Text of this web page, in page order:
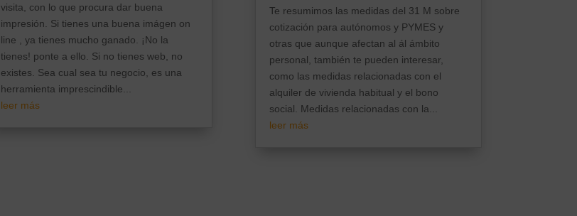
visita, con lo que procura dar buena
impresión. Si tienes una buena imágen on
line , ya tienes mucho ganado. ¡No la
tienes! ponte a ello. Si no tienes web, no
existes. Sea cual sea tu negocio, es una
herramienta imprescindible...
leer más
Te resumimos las medidas del 31 M sobre
cotización para autónomos y PYMES y
otras que aunque afectan al ál ámbito
personal, también te pueden interesar,
como las medidas relacionadas con el
alquiler de vivienda habitual y el bono
social. Medidas relacionadas con la...
leer más